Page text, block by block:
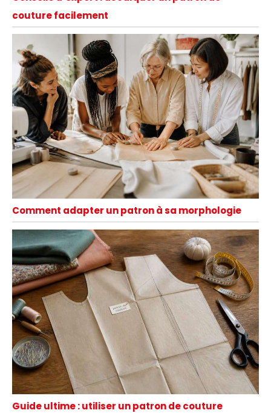
couture facilement
Comment adapter un patron à sa morphologie
Guide ultime : utiliser un patron de couture